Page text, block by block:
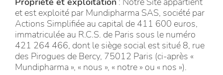
et est exploité par Mundipharma SAS, société par
Actions Simplifiée au capital de 411 600 euros,
immatriculée au R.C.S. de Paris sous le numéro
421 264 466, dont le siège social est situé 8, rue
des Pirogues de Bercy, 75012 Paris (ci-après «
Mundipharma », « nous », « notre » ou « nos »).